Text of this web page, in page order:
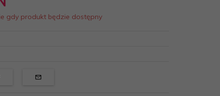
gdy produkt będzie dostępny